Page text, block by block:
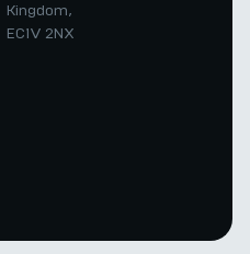
Kingdom,
EC1V 2NX